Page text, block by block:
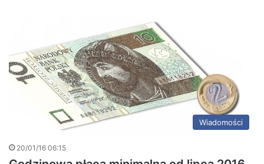
Wiadomości
20/01/16 06:15